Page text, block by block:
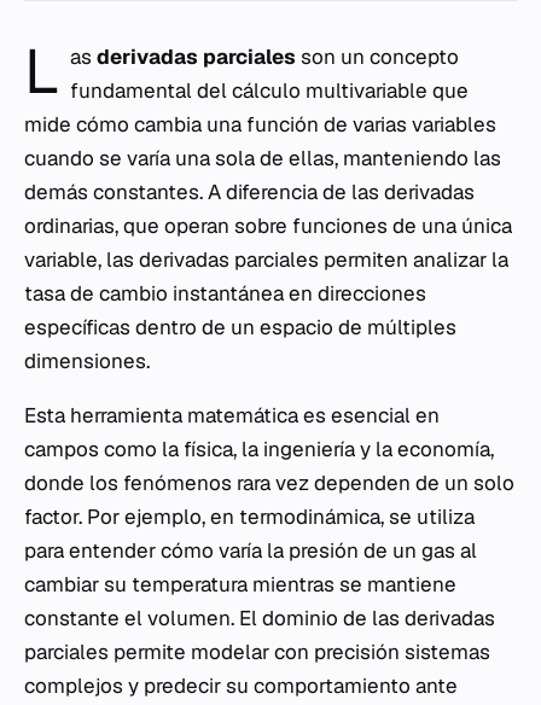
L as derivadas parciales son un concepto
fundamental del cálculo multivariable que
mide cómo cambia una función de varias variables
cuando se varía una sola de ellas, manteniendo las
demás constantes. A diferencia de las derivadas
ordinarias, que operan sobre funciones de una única
variable, las derivadas parciales permiten analizar la
tasa de cambio instantánea en direcciones
específicas dentro de un espacio de múltiples
dimensiones.
Esta herramienta matemática es esencial en
campos como la física, la ingeniería y la economía,
donde los fenómenos rara vez dependen de un solo
factor. Por ejemplo, en termodinámica, se utiliza
para entender cómo varía la presión de un gas al
cambiar su temperatura mientras se mantiene
constante el volumen. El dominio de las derivadas
parciales permite modelar con precisión sistemas
complejos y predecir su comportamiento ante